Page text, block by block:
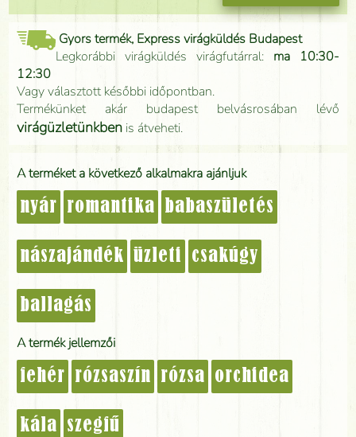
Gyors termék, Express virágküldés Budapest
Legkorábbi virágküldés virágfutárral: ma 10:30-
12:30
Vagy választott későbbi időpontban.
Termékünket akár budapest belvásrosában lévő
virágüzletünkben is átveheti.
A terméket a következő alkalmakra ajánljuk
nyár romantika babaszületés
nászajándék üzleti csakúgy
ballagás
A termék jellemzői
fehér rózsaszín rózsa orchidea
kála szegfű